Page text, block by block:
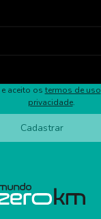
aceito os termos de uso
privacidade.
Cadastrar